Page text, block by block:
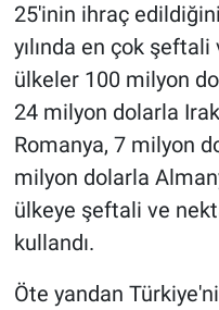
25'inin ihraç
yılında en çok
ülkeler 100 milyon
24 milyon dolarla
Romanya, 7 milyon
milyon dolarla
ülkeye şeftali ve
kullandı.
Öte yandan